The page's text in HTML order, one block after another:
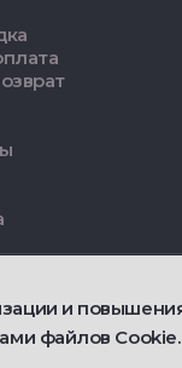
и
файлов Cookie.